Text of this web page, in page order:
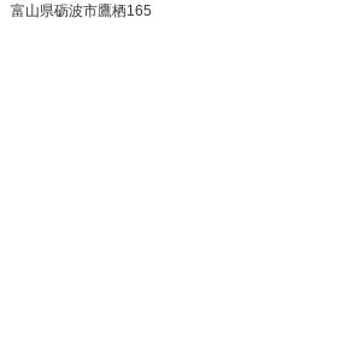
富山県砺波市鷹栖165